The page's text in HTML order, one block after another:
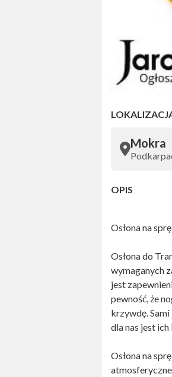
Mokra
OPIS
Osłona na
Osłona do
wymaganych
jest
pewność, że
krzywdę.
dla nas jest
Osłona na